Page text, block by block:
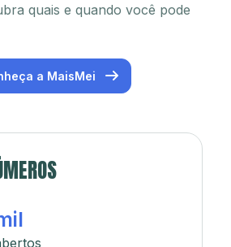
quais e quando você pode
a MaisMei